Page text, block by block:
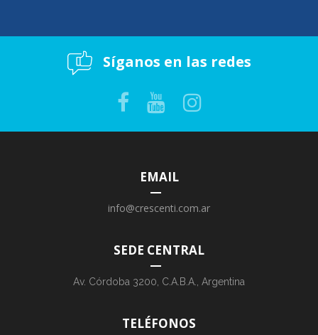
Síganos en las redes
EMAIL
info@crescenti.com.ar
SEDE CENTRAL
Av. Córdoba 3200, C.A.B.A., Argentina
TELÉFONOS